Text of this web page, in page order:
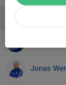
Jonas